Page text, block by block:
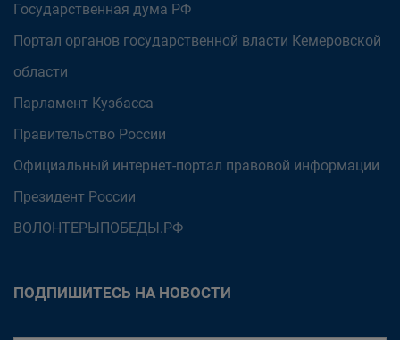
Государственная дума РФ
Портал органов государственной власти Кемеровской
области
Парламент Кузбасса
Правительство России
Официальный интернет-портал правовой информации
Президент России
ВОЛОНТЕРЫПОБЕДЫ.РФ
ПОДПИШИТЕСЬ НА НОВОСТИ